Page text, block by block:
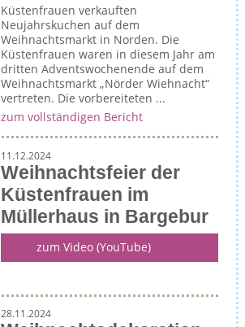
Küstenfrauen verkauften
Neujahrskuchen auf dem
Weihnachtsmarkt in Norden. Die
Küstenfrauen waren in diesem Jahr am
dritten Adventswochenende auf dem
Weihnachtsmarkt „Nörder Wiehnacht“
vertreten. Die vorbereiteten ...
zum vollständigen Bericht
11.12.2024
Weihnachtsfeier der
Küstenfrauen im
Müllerhaus in Bargebur
zum Video (YouTube)
28.11.2024